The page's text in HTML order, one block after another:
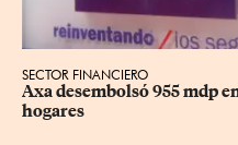
SECTOR FINANCIERO
Axa desembolsó 955 mdp
hogares